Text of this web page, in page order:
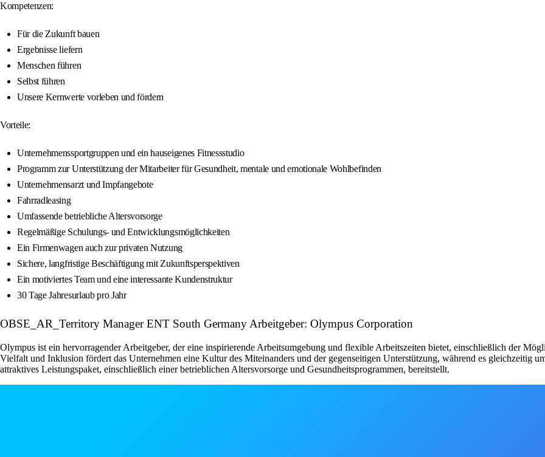
Kompetenzen:
Für die Zukunft bauen
Ergebnisse liefern
Menschen führen
Selbst führen
Unsere Kernwerte vorleben und fördern
Vorteile:
Unternehmenssportgruppen und ein hauseigenes Fitnessstudio
Programm zur Unterstützung der Mitarbeiter für Gesundheit, mentale und emotionale Wohlbefinden
Unternehmensarzt und Impfangebote
Fahrradleasing
Umfassende betriebliche Altersvorsorge
Regelmäßige Schulungs- und Entwicklungsmöglichkeiten
Ein Firmenwagen auch zur privaten Nutzung
Sichere, langfristige Beschäftigung mit Zukunftsperspektiven
Ein motiviertes Team und eine interessante Kundenstruktur
30 Tage Jahresurlaub pro Jahr
OBSE_AR_Territory Manager ENT South Germany Arbeitgeber: Olympus Corporation
Olympus ist ein hervorragender Arbeitgeber, der eine inspirierende Arbeitsumgebung und flexible Arbeitszeiten bietet, einschließlich der
Vielfalt und Inklusion fördert das Unternehmen eine Kultur des Miteinanders und der gegenseitigen Unterstützung, während es gleichzeitig
attraktives Leistungspaket, einschließlich einer betrieblichen Altersvorsorge und Gesundheitsprogrammen, bereitstellt.